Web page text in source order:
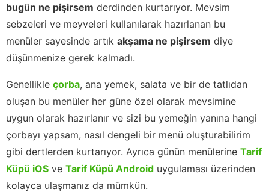
bugün ne pişirsem derdinden kurtarıyor. Mevsim
sebzeleri ve meyveleri kullanılarak hazırlanan bu
menüler sayesinde artık akşama ne pişirsem diye
düşünmenize gerek kalmadı.
Genellikle çorba, ana yemek, salata ve bir de tatlıdan
oluşan bu menüler her güne özel olarak mevsimine
uygun olarak hazırlanır ve sizi bu yemeğin yanına hangi
çorbayı yapsam, nasıl dengeli bir menü oluşturabilirim
gibi dertlerden kurtarıyor. Ayrıca günün menülerine Tarif
Küpü iOS ve Tarif Küpü Android uygulaması üzerinden
kolayca ulaşmanız da mümkün.